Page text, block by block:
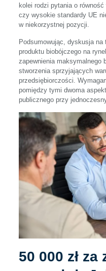
kolei rodzi pytania o
czy wysokie standardy UE
w niekorzystnej pozycji.
Podsumowując, dyskusja na
produktu biobójczego na
zapewnienia maksymalnego
stworzenia sprzyjających
przedsiębiorczości.
pomiędzy tymi dwoma
publicznego przy
50 000 zł za